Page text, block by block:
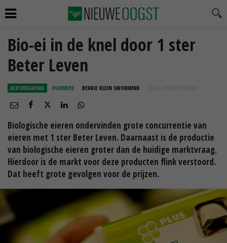
Bio-ei in de knel door 1 ster
Beter Leven
ACHTERGROND PLUIMVEE BERRIE KLEIN SWORMINK 22 JUN 2019 OM 09:30
Biologische eieren ondervinden grote concurrentie van
eieren met 1 ster Beter Leven. Daarnaast is de productie
van biologische eieren groter dan de huidige marktvraag.
Hierdoor is de markt voor deze producten flink verstoord.
Dat heeft grote gevolgen voor de prijzen.